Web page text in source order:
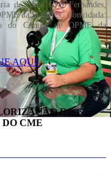
de Lima Graf Fernandes,
da SOBECC Convidada:
do Comitê de OPME da
AQUI
E
CME